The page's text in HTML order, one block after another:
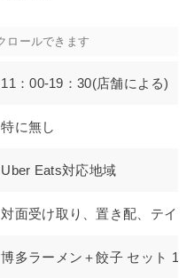
11：00-19：30(店舗による)
特に無し
Uber Eats対応地域
対面受け取り、置き配、テイク
博多ラーメン＋餃子 セット